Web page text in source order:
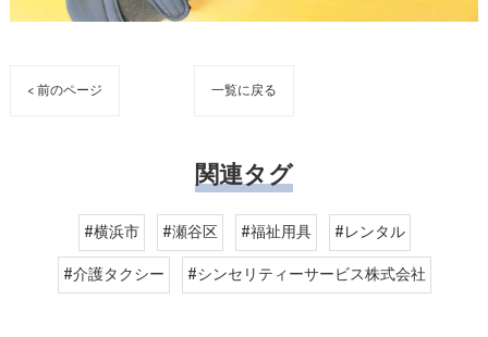
< 前のページ 一覧に戻る
関連タグ
#横浜市 #瀬谷区 #福祉用具
#レンタル
#介護タクシー
#シンセリティーサービス株式会社